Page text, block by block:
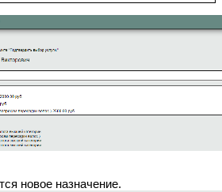
новое назначение.